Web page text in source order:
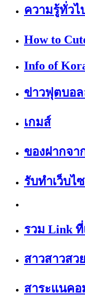
ความรู้ทั่วไ
How to
Info of
ข่าวฟุตบอ
เกมส์
ของฝากจา
รับทำเว็บไ
รวม Link
สาวสาวสว
สาระแนคอ